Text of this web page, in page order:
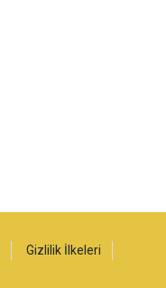
Gizlilik İlkeleri